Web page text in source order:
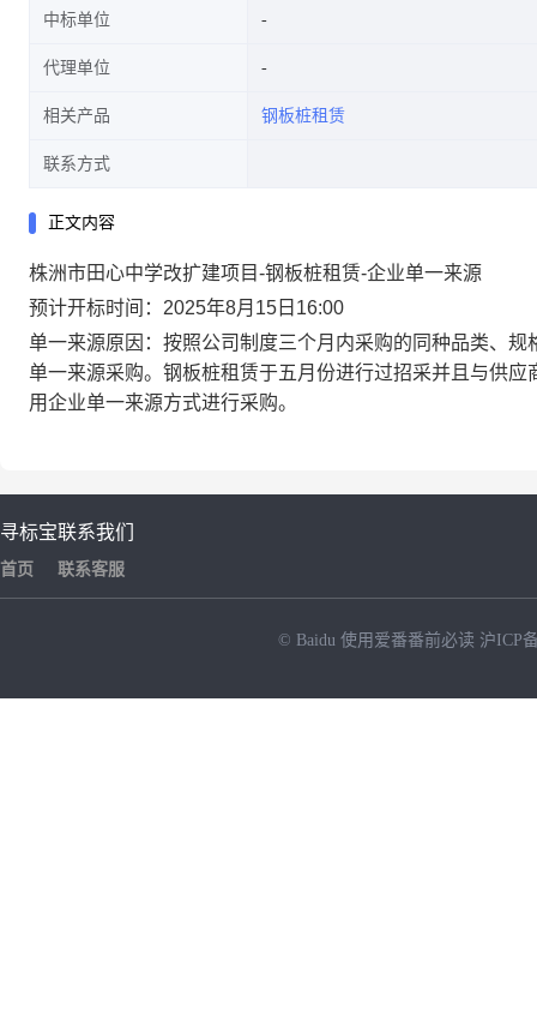
中标单位
代理单位
相关产品 钢板桩租赁
联系方式
正文内容
株洲市田心中学改扩建项目-钢板桩租赁-企业单一来源
预计开标时间：2025年8月15日16:00
单一来源原因：按照公司制度三个月内采购的同种品类、
单一来源采购。钢板桩租赁于五月份进行过招采并且与供
用企业单一来源方式进行采购。
寻标宝
首页
联系我们
联系客服
© Baidu 使用爱番番前必读 沪ICP